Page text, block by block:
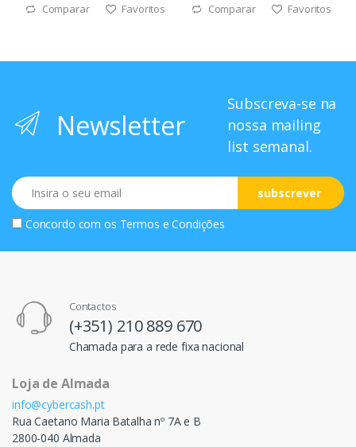
Comparar Favoritos Comparar Favoritos
Newsletter
Subscreva-se na
nossa mailing
list semanal.
Email
subscrever
Concordo com os Termos e Condições
Contactos
(+351) 210 889 670
Chamada para a rede fixa nacional
Loja de Almada
info@cybercash.pt
Rua Caetano Maria Batalha nº 7A e B
2800-040 Almada